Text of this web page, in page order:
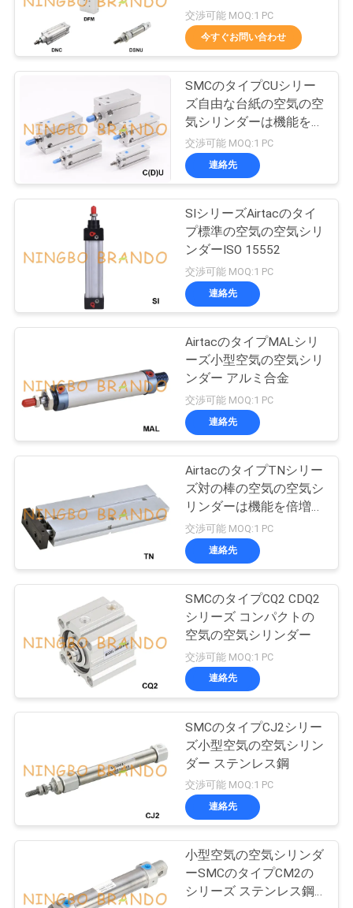
て
ツ
ア
質
連
く
さ
引
を
め
く
空気電磁弁
電磁弁のコイル
電磁弁の電機子
495
脈拍のジェット機
弁
1184
冷凍の電磁弁
空気のホース フィ
ッティング
交渉可能 MOQ:1 PC
今すぐお問い合わせ
SMCのタイプCUシリー
ズ自由な台紙の空気の空
気シリンダーは機能を倍
増する
交渉可能 MOQ:1 PC
連絡先
SIシリーズAirtacのタイ
プ標準の空気の空気シリ
ンダーISO 15552
交渉可能 MOQ:1 PC
連絡先
AirtacのタイプMALシリ
ーズ小型空気の空気シリ
ンダー アルミ合金
交渉可能 MOQ:1 PC
連絡先
AirtacのタイプTNシリー
ズ対の棒の空気の空気シ
リンダーは機能を倍増す
る
交渉可能 MOQ:1 PC
連絡先
SMCのタイプCQ2 CDQ2
シリーズ コンパクトの
空気の空気シリンダー
交渉可能 MOQ:1 PC
連絡先
SMCのタイプCJ2シリー
ズ小型空気の空気シリン
ダー ステンレス鋼
交渉可能 MOQ:1 PC
連絡先
小型空気の空気シリンダ
ーSMCのタイプCM2の
シリーズ ステンレス鋼